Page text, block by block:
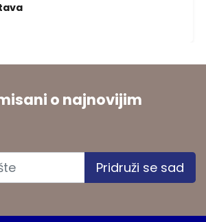
o najnovijim
Pridruži se sad